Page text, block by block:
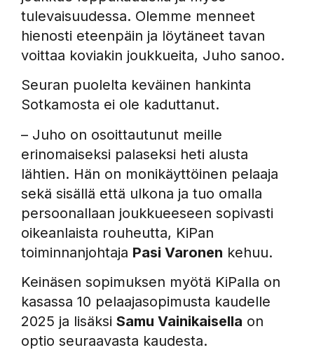
tulevaisuudessa. Olemme menneet
hienosti eteenpäin ja löytäneet tavan
voittaa koviakin joukkueita, Juho sanoo.
Seuran puolelta keväinen hankinta
Sotkamosta ei ole kaduttanut.
– Juho on osoittautunut meille
erinomaiseksi palaseksi heti alusta
lähtien. Hän on monikäyttöinen pelaaja
sekä sisällä että ulkona ja tuo omalla
persoonallaan joukkueeseen sopivasti
oikeanlaista rouheutta, KiPan
toiminnanjohtaja Pasi Varonen kehuu.
Keinäsen sopimuksen myötä KiPalla on
kasassa 10 pelaajasopimusta kaudelle
2025 ja lisäksi Samu Vainikaisella on
optio seuraavasta kaudesta.